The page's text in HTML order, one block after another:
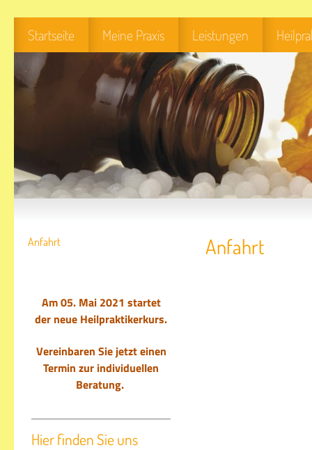
Startseite Meine Praxis Leistungen
Anfahrt
Am 05. Mai 2021 startet
der neue Heilpraktikerkurs.
Vereinbaren Sie jetzt einen
Termin zur individuellen
Beratung.
Hier finden Sie uns
Anfahrt